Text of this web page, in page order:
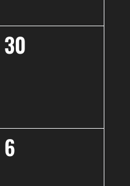
0
30
0
6